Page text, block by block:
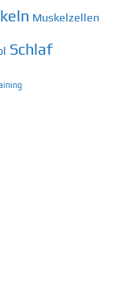
Muskelzellen
Schlaf